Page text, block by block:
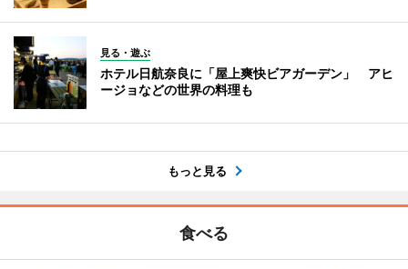
見る・遊ぶ
ホテル日航奈良に「屋上爽快ビアガーデン」 アヒ
ージョなどの世界の料理も
もっと見る
食べる